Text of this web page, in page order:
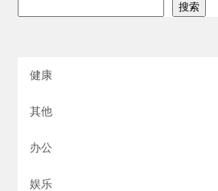
搜索
健康
其他
办公
娱乐